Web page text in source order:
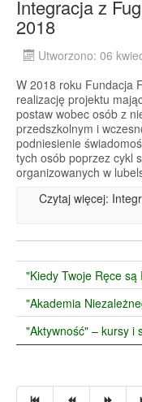
Integracja z
2018
Utworzono: 06
W 2018 roku Fundacja
realizację projektu
postaw wobec osób z
przedszkolnym i
podniesienie
tych osób poprzez cykl
organizowanych w
Czytaj więcej:
"Kiedy Twoje Ręce
"Akademia
"Aktywność" – kursy i